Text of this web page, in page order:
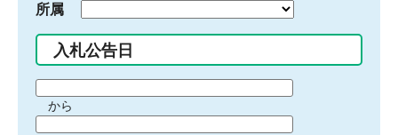
所属
入札公告日
間から